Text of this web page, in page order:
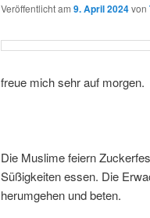
Veröffentlicht am9. April 2024 von
freue mich sehr auf morgen.
Die Muslime feiern
Süßigkeiten essen. Die
herumgehen und beten.